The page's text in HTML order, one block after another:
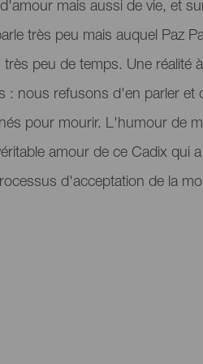
mais aussi de vie, et
très peu mais auquel Paz
peu de temps. Une réalité
: nous refusons d'en parler et
pour mourir. L'humour de
amour de ce Cadix qui
d'acceptation de la